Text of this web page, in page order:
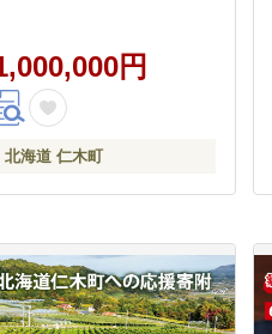
体験サービス券 パッケ
ジ旅行 [Japan Tourism
円
北海道 仁木町